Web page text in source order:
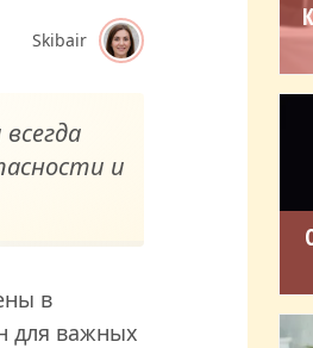
Skibair
и
в
для важных